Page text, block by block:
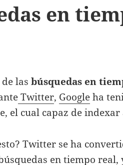
en
las búsquedas en
Twitter, Googleha
el cual capaz de
Twitter se ha
en tiempo real,